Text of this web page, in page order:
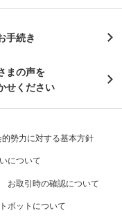
手続き
まの声を
せください
的勢力に対する基本方針
について
お取引時の確認について
ボットについて